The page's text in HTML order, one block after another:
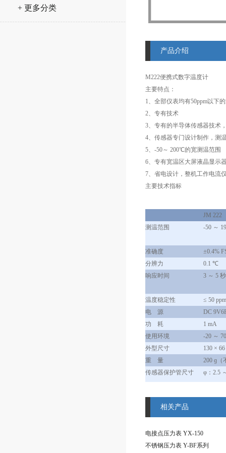
+ 更多分类
产品介绍
M222便携式数字温度计
主要特点：
1、全部仪表均有50ppm以下
2、专有技术
3、专有的半导体传感器技术
4、传感器专门设计制作，测
5、-50～ 200℃的宽测温范围
6、专有宽温区大屏液晶显示
7、省电设计，整机工作电流
主要技术指标
JM 222
测温范围
-50 ～
准确度
±0.4%
分辨力
0.1 ℃
响应时间
3 ～ 5
温度稳定性
≤ 50
电 源
DC
功 耗
1 mA
使用环境
-20 ～
外型尺寸
130 ×
重 量
200 ɡ（
传感器保护管尺寸
φ：2.5
相关产品
电接点压力表 YX-150
不锈钢压力表 Y-BF系列